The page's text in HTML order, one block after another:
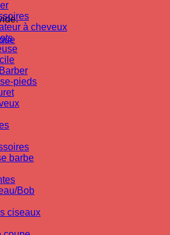
à cheveux
pieds
barbe
Bob
ciseaux